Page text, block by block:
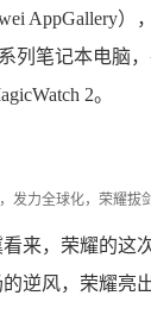
AppGallery
列笔记本电脑
2。
来，荣耀的这
逆风，荣耀亮